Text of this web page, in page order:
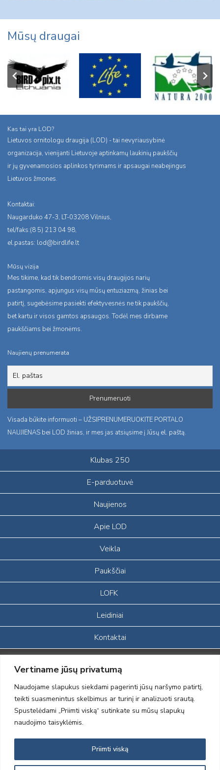
Vertiname jūsų privatumą
Naudojame slapukus siekdami pagerinti jūsų naršymo patirtį,
teikti suasmenintus skelbimus ar turinį ir analizuoti srautą.
Spustelėdami „Priimti viską“ sutinkate su mūsų slapukų
naudojimo taisyklėmis.
Priimti viską
Mūsų draugai
Kas tai yra LOD?
Lietuvos ornitologu draugija (LOD) - tai nevyriausybinė
organizacija, vienijanti Lietuvoje aptinkamų laukinių paukščių
ir jų gyvenamosios aplinkos tyrimams ir apsaugai neabejingus
Lietuvos žmones.
Kontaktai:
Naugarduko 47-3, LT-03208 Vilnius,
tel/faks:(8 5) 213 04 98,
el.pastas: lod@birdlife.lt
Mūsų vizija
Mes tikime, kad tik bendromis visų draugijos narių
pastangomis, apjungus visų mūsų entuziazmą, žinias bei
patirtį, sugebėsime pasiekti efektyvesnės ne tik paukščių,
bet kartu ir visos gamtos apsaugos. Todėl mes dirbame
paukščiams bei žmonėms.
Naujienų prenumerata
Visada būkite informuoti – UŽSIPRENUMERUOKITE PORTALO
NAUJIENAS bei LOD žinias, ir mes jas atsiųsime į Jūsų el. paštą.
Klubas 250
E-parduotuvė
Naujienos
Apie LOD
Veikla
Paukščiai
LOFK
Leidiniai
Kontaktai
Portalas sukurtas įgyvendinant Lietuvos Respublikos, Europos
ekonominės erdvės ir Norvegijos finansinių mechanizmų iš dalies
finansuojamą paprojektį
„LOD visuomeninės /gamtosauginės veiklos sustiprinimas ir įvaizdžio
formavimas įtraukiant visuomenę į aplinkosauginių tyrimų veiklą“
(paprojekčio
įgyvendinimo sutarties numeris 2004-LT0008-NVO-1EEE/NOR-02-
2012 © Lietuvos Ornitologų Draugija © 2014, Visos teisės saugomos